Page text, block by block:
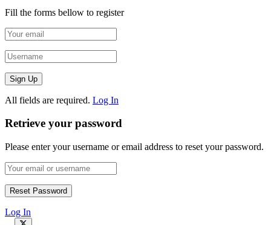
Fill the forms bellow to register
All fields are required. Log In
Retrieve your password
Please enter your username or email address to reset your password.
Log In